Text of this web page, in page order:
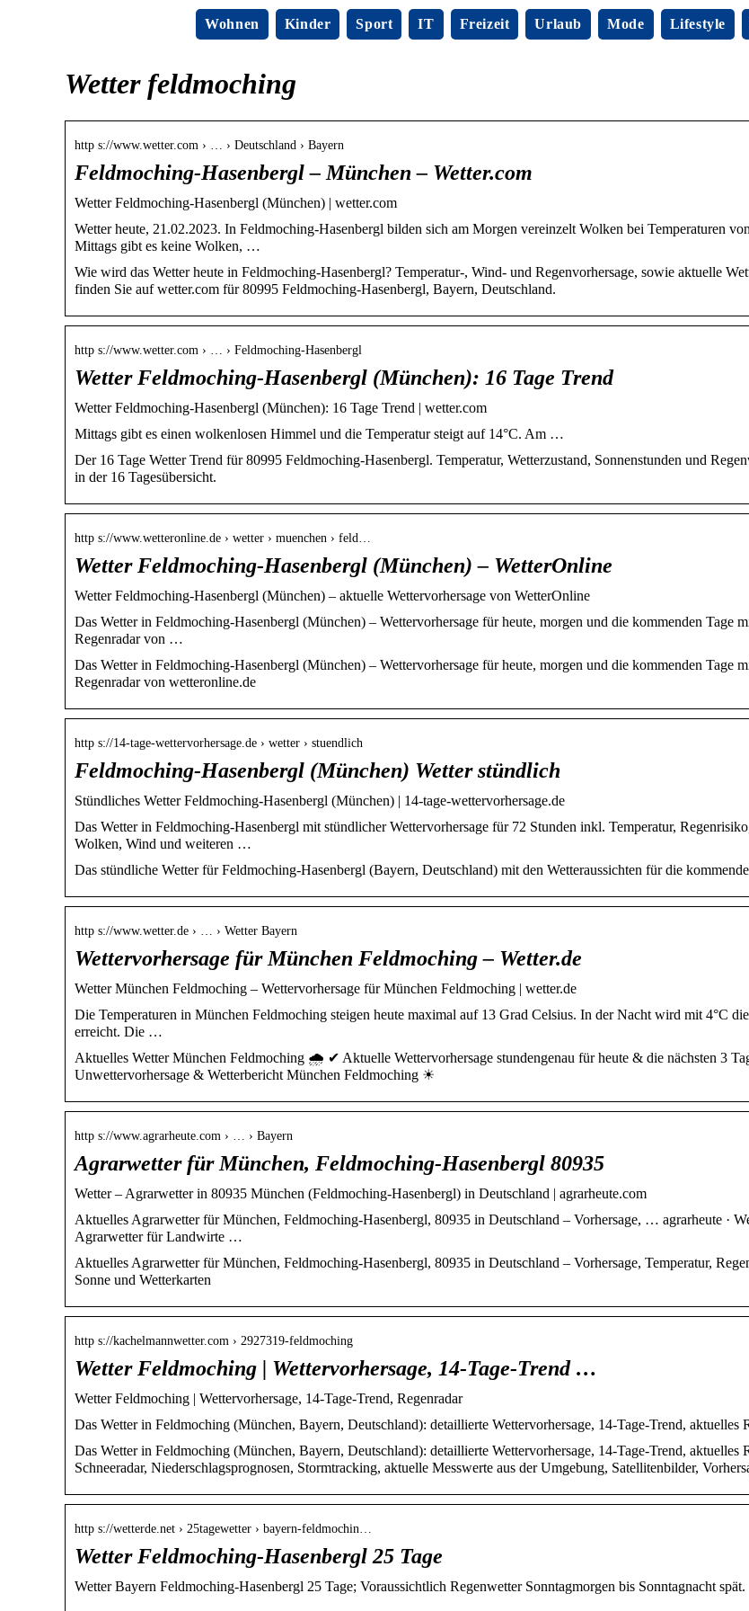
Wohnen Kinder Sport IT Freizeit Urlaub Mode Lifestyle
Wetter feldmoching
http s://www.wetter.com › … › Deutschland › Bayern
Feldmoching-Hasenbergl – München – Wetter.com
Wetter Feldmoching-Hasenbergl (München) | wetter.com
Wetter heute, 21.02.2023. In Feldmoching-Hasenbergl bilden sich am Morgen vereinzelt Wolken bei Temperaturen
Mittags gibt es keine Wolken, …
Wie wird das Wetter heute in Feldmoching-Hasenbergl? Temperatur-, Wind- und Regenvorhersage, sowie aktuelle
finden Sie auf wetter.com für 80995 Feldmoching-Hasenbergl, Bayern, Deutschland.
http s://www.wetter.com › … › Feldmoching-Hasenbergl
Wetter Feldmoching-Hasenbergl (München): 16 Tage Trend
Wetter Feldmoching-Hasenbergl (München): 16 Tage Trend | wetter.com
Mittags gibt es einen wolkenlosen Himmel und die Temperatur steigt auf 14°C. Am …
Der 16 Tage Wetter Trend für 80995 Feldmoching-Hasenbergl. Temperatur, Wetterzustand, Sonnenstunden und
in der 16 Tagesübersicht.
http s://www.wetteronline.de › wetter › muenchen › feld…
Wetter Feldmoching-Hasenbergl (München) – WetterOnline
Wetter Feldmoching-Hasenbergl (München) – aktuelle Wettervorhersage von WetterOnline
Das Wetter in Feldmoching-Hasenbergl (München) – Wettervorhersage für heute, morgen und die kommenden Tage
Regenradar von …
Das Wetter in Feldmoching-Hasenbergl (München) – Wettervorhersage für heute, morgen und die kommenden Tage
Regenradar von wetteronline.de
http s://14-tage-wettervorhersage.de › wetter › stuendlich
Feldmoching-Hasenbergl (München) Wetter stündlich
Stündliches Wetter Feldmoching-Hasenbergl (München) | 14-tage-wettervorhersage.de
Das Wetter in Feldmoching-Hasenbergl mit stündlicher Wettervorhersage für 72 Stunden inkl. Temperatur,
Wolken, Wind und weiteren …
Das stündliche Wetter für Feldmoching-Hasenbergl (Bayern, Deutschland) mit den Wetteraussichten für die
http s://www.wetter.de › … › Wetter Bayern
Wettervorhersage für München Feldmoching – Wetter.de
Wetter München Feldmoching – Wettervorhersage für München Feldmoching | wetter.de
Die Temperaturen in München Feldmoching steigen heute maximal auf 13 Grad Celsius. In der Nacht wird mit 4°C
erreicht. Die …
Aktuelles Wetter München Feldmoching 🌧️ ✔ Aktuelle Wettervorhersage stundengenau für heute & die nächsten 3
Unwettervorhersage & Wetterbericht München Feldmoching ☀
http s://www.agrarheute.com › … › Bayern
Agrarwetter für München, Feldmoching-Hasenbergl 80935
Wetter – Agrarwetter in 80935 München (Feldmoching-Hasenbergl) in Deutschland | agrarheute.com
Aktuelles Agrarwetter für München, Feldmoching-Hasenbergl, 80935 in Deutschland – Vorhersage, … agrarheute ·
Agrarwetter für Landwirte …
Aktuelles Agrarwetter für München, Feldmoching-Hasenbergl, 80935 in Deutschland – Vorhersage, Temperatur,
Sonne und Wetterkarten
http s://kachelmannwetter.com › 2927319-feldmoching
Wetter Feldmoching | Wettervorhersage, 14-Tage-Trend …
Wetter Feldmoching | Wettervorhersage, 14-Tage-Trend, Regenradar
Das Wetter in Feldmoching (München, Bayern, Deutschland): detaillierte Wettervorhersage, 14-Tage-Trend, aktuelles
Das Wetter in Feldmoching (München, Bayern, Deutschland): detaillierte Wettervorhersage, 14-Tage-Trend, aktuelles
Schneeradar, Niederschlagsprognosen, Stormtracking, aktuelle Messwerte aus der Umgebung, Satellitenbilder,
http s://wetterde.net › 25tagewetter › bayern-feldmochin…
Wetter Feldmoching-Hasenbergl 25 Tage
Wetter Bayern Feldmoching-Hasenbergl 25 Tage; Voraussichtlich Regenwetter Sonntagmorgen bis Sonntagnacht spät.